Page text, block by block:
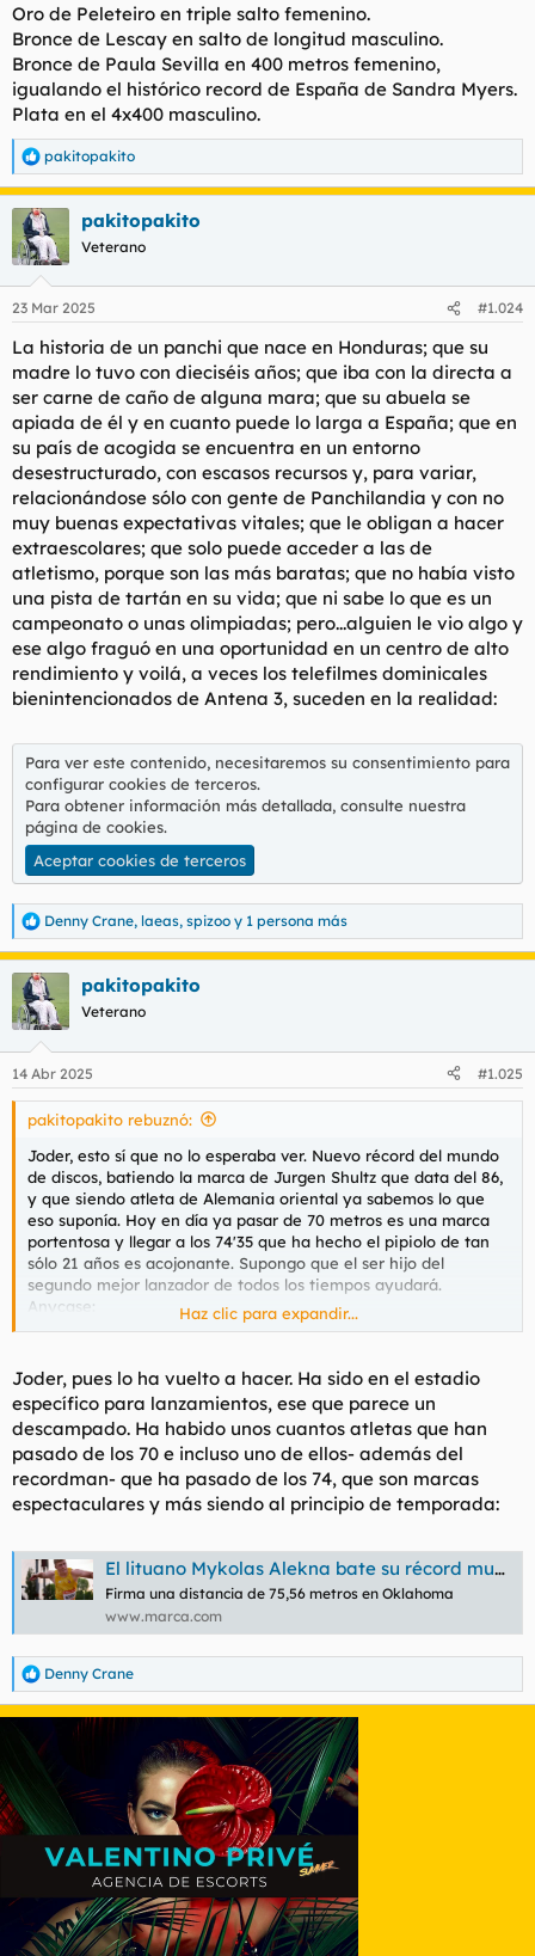
Oro de Peleteiro en triple salto femenino.
Bronce de Lescay en salto de longitud masculino.
Bronce de Paula Sevilla en 400 metros femenino,
igualando el histórico record de España de Sandra Myers.
Plata en el 4x400 masculino.
R
e
a
c
c
i
e
:
pakitopakito
pakitopakito
Veterano
23 Mar 2025 #1.024
La historia de un panchi que nace en Honduras; que su
madre lo tuvo con dieciséis años; que iba con la directa a
ser carne de caño de alguna mara; que su abuela se
apiada de él y en cuanto puede lo larga a España; que en
su país de acogida se encuentra en un entorno
desestructurado, con escasos recursos y, para variar,
relacionándose sólo con gente de Panchilandia y con no
muy buenas expectativas vitales; que le obligan a hacer
extraescolares; que solo puede acceder a las de
atletismo, porque son las más baratas; que no había visto
una pista de tartán en su vida; que ni sabe lo que es un
campeonato o unas olimpiadas; pero...alguien le vio algo y
ese algo fraguó en una oportunidad en un centro de alto
rendimiento y voilá, a veces los telefilmes dominicales
bienintencionados de Antena 3, suceden en la realidad:
Para ver este contenido, necesitaremos su consentimiento para
configurar cookies de terceros.
Para obtener información más detallada, consulte nuestra
página de cookies.
Aceptar cookies de terceros
R
e
c
c
i
e
s
Denny Crane, laeas, spizoo y 1 persona más
pakitopakito
Veterano
14 Abr 2025 #1.025
pakitopakito rebuznó:
Joder, esto sí que no lo esperaba ver. Nuevo récord del mundo
de discos, batiendo la marca de Jurgen Shultz que data del 86,
y que siendo atleta de Alemania oriental ya sabemos lo que
eso suponía. Hoy en día ya pasar de 70 metros es una marca
portentosa y llegar a los 74'35 que ha hecho el pipiolo de tan
sólo 21 años es acojonante. Supongo que el ser hijo del
segundo mejor lanzador de todos los tiempos ayudará.
Anycase:
para configurar cookies de terceros.
Para obtener información más detallada, consulte nuestra
página de cookies.
Aceptar cookies de terceros
Haz clic para expandir...
Joder, pues lo ha vuelto a hacer. Ha sido en el estadio
específico para lanzamientos, ese que parece un
descampado. Ha habido unos cuantos atletas que han
pasado de los 70 e incluso uno de ellos- además del
recordman- que ha pasado de los 74, que son marcas
espectaculares y más siendo al principio de temporada:
El lituano Mykolas Alekna bate su récord mundial de disco
Firma una distancia de 75,56 metros en Oklahoma
www.marca.com
R
e
a
o
n
e
Denny Crane